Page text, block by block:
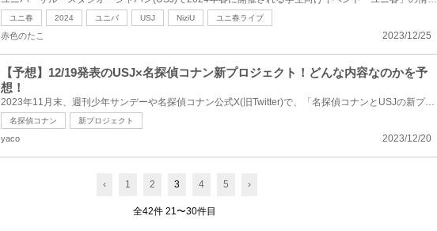
ユニ春 2024 ユニバ USJ NiziU ユニ春ライブ
2023/12/25
赤色のたこ
【予想】12/19発表のUSJ×名探偵コナン新プロジェクト！どんな内容なのかを予
想！
2023年11月末、週刊少年サンデーや名探偵コナン公式X(旧Twitter)で、「名探偵コナンとUSJの新プロジェク...
名探偵コナン 新プロジェクト
2023/12/20
yaco
‹ 1 2 3 4 5 ›
全42件 21〜30件目